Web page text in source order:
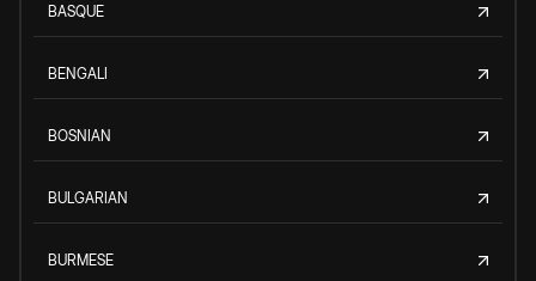
BASQUE
BENGALI
BOSNIAN
BULGARIAN
BURMESE